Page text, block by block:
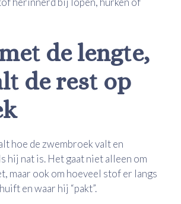
de lengte,
de rest op
hoe de zwembroek valt en
hij nat is. Het gaat niet alleen om
maar ook om hoeveel stof er langs
en waar hij “pakt”.